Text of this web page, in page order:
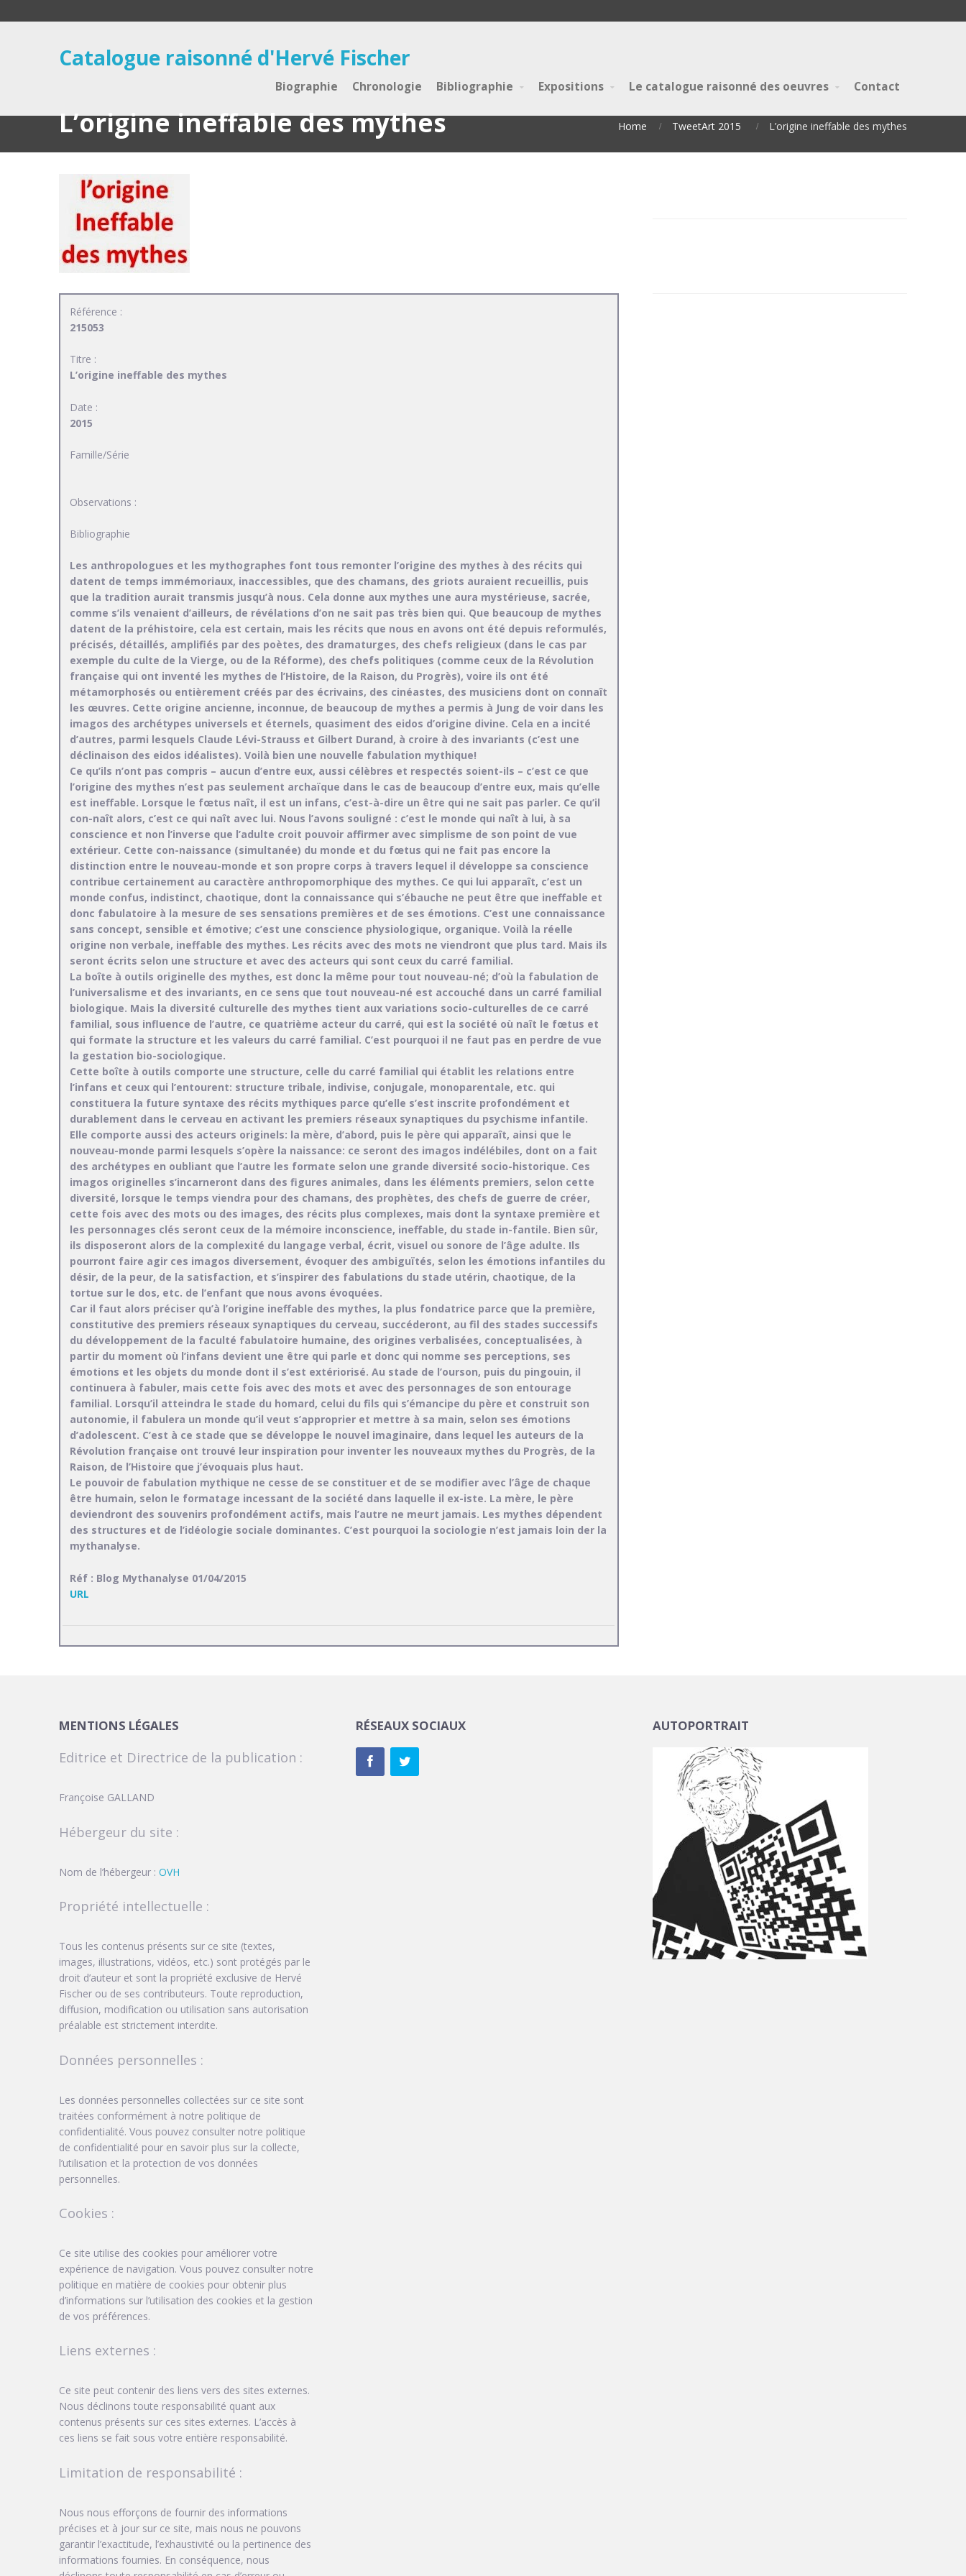
Catalogue raisonné d'Hervé Fischer
Biographie Chronologie Bibliographie Expositions Le catalogue raisonné des oeuvres Contact
L’origine ineffable des mythes Home TweetArt 2015 L’origine ineffable des mythes
Référence :
215053
Titre :
L’origine ineffable des mythes
Date :
2015
Famille/Série
Observations :
Bibliographie
Les anthropologues et les mythographes font tous remonter l’origine des mythes à des récits qui
datent de temps immémoriaux, inaccessibles, que des chamans, des griots auraient recueillis, puis
que la tradition aurait transmis jusqu’à nous. Cela donne aux mythes une aura mystérieuse, sacrée,
comme s’ils venaient d’ailleurs, de révélations d’on ne sait pas très bien qui. Que beaucoup de mythes
datent de la préhistoire, cela est certain, mais les récits que nous en avons ont été depuis reformulés,
précisés, détaillés, amplifiés par des poètes, des dramaturges, des chefs religieux (dans le cas par
exemple du culte de la Vierge, ou de la Réforme), des chefs politiques (comme ceux de la Révolution
française qui ont inventé les mythes de l’Histoire, de la Raison, du Progrès), voire ils ont été
métamorphosés ou entièrement créés par des écrivains, des cinéastes, des musiciens dont on connaît
les œuvres. Cette origine ancienne, inconnue, de beaucoup de mythes a permis à Jung de voir dans les
imagos des archétypes universels et éternels, quasiment des eidos d’origine divine. Cela en a incité
d’autres, parmi lesquels Claude Lévi-Strauss et Gilbert Durand, à croire à des invariants (c’est une
déclinaison des eidos idéalistes). Voilà bien une nouvelle fabulation mythique!
Ce qu’ils n’ont pas compris – aucun d’entre eux, aussi célèbres et respectés soient-ils – c’est ce que
l’origine des mythes n’est pas seulement archaïque dans le cas de beaucoup d’entre eux, mais qu’elle
est ineffable. Lorsque le fœtus naît, il est un infans, c’est-à-dire un être qui ne sait pas parler. Ce qu’il
con-naît alors, c’est ce qui naît avec lui. Nous l’avons souligné : c’est le monde qui naît à lui, à sa
conscience et non l’inverse que l’adulte croit pouvoir affirmer avec simplisme de son point de vue
extérieur. Cette con-naissance (simultanée) du monde et du fœtus qui ne fait pas encore la
distinction entre le nouveau-monde et son propre corps à travers lequel il développe sa conscience
contribue certainement au caractère anthropomorphique des mythes. Ce qui lui apparaît, c’est un
monde confus, indistinct, chaotique, dont la connaissance qui s’ébauche ne peut être que ineffable et
donc fabulatoire à la mesure de ses sensations premières et de ses émotions. C’est une connaissance
sans concept, sensible et émotive; c’est une conscience physiologique, organique. Voilà la réelle
origine non verbale, ineffable des mythes. Les récits avec des mots ne viendront que plus tard. Mais ils
seront écrits selon une structure et avec des acteurs qui sont ceux du carré familial.
La boîte à outils originelle des mythes, est donc la même pour tout nouveau-né; d’où la fabulation de
l’universalisme et des invariants, en ce sens que tout nouveau-né est accouché dans un carré familial
biologique. Mais la diversité culturelle des mythes tient aux variations socio-culturelles de ce carré
familial, sous influence de l’autre, ce quatrième acteur du carré, qui est la société où naît le fœtus et
qui formate la structure et les valeurs du carré familial. C’est pourquoi il ne faut pas en perdre de vue
la gestation bio-sociologique.
Cette boîte à outils comporte une structure, celle du carré familial qui établit les relations entre
l’infans et ceux qui l’entourent: structure tribale, indivise, conjugale, monoparentale, etc. qui
constituera la future syntaxe des récits mythiques parce qu’elle s’est inscrite profondément et
durablement dans le cerveau en activant les premiers réseaux synaptiques du psychisme infantile.
Elle comporte aussi des acteurs originels: la mère, d’abord, puis le père qui apparaît, ainsi que le
nouveau-monde parmi lesquels s’opère la naissance: ce seront des imagos indélébiles, dont on a fait
des archétypes en oubliant que l’autre les formate selon une grande diversité socio-historique. Ces
imagos originelles s’incarneront dans des figures animales, dans les éléments premiers, selon cette
diversité, lorsque le temps viendra pour des chamans, des prophètes, des chefs de guerre de créer,
cette fois avec des mots ou des images, des récits plus complexes, mais dont la syntaxe première et
les personnages clés seront ceux de la mémoire inconscience, ineffable, du stade in-fantile. Bien sûr,
ils disposeront alors de la complexité du langage verbal, écrit, visuel ou sonore de l’âge adulte. Ils
pourront faire agir ces imagos diversement, évoquer des ambiguïtés, selon les émotions infantiles du
désir, de la peur, de la satisfaction, et s’inspirer des fabulations du stade utérin, chaotique, de la
tortue sur le dos, etc. de l’enfant que nous avons évoquées.
Car il faut alors préciser qu’à l’origine ineffable des mythes, la plus fondatrice parce que la première,
constitutive des premiers réseaux synaptiques du cerveau, succéderont, au fil des stades successifs
du développement de la faculté fabulatoire humaine, des origines verbalisées, conceptualisées, à
partir du moment où l’infans devient une être qui parle et donc qui nomme ses perceptions, ses
émotions et les objets du monde dont il s’est extériorisé. Au stade de l’ourson, puis du pingouin, il
continuera à fabuler, mais cette fois avec des mots et avec des personnages de son entourage
familial. Lorsqu’il atteindra le stade du homard, celui du fils qui s’émancipe du père et construit son
autonomie, il fabulera un monde qu’il veut s’approprier et mettre à sa main, selon ses émotions
d’adolescent. C’est à ce stade que se développe le nouvel imaginaire, dans lequel les auteurs de la
Révolution française ont trouvé leur inspiration pour inventer les nouveaux mythes du Progrès, de la
Raison, de l’Histoire que j’évoquais plus haut.
Le pouvoir de fabulation mythique ne cesse de se constituer et de se modifier avec l’âge de chaque
être humain, selon le formatage incessant de la société dans laquelle il ex-iste. La mère, le père
deviendront des souvenirs profondément actifs, mais l’autre ne meurt jamais. Les mythes dépendent
des structures et de l’idéologie sociale dominantes. C’est pourquoi la sociologie n’est jamais loin der la
mythanalyse.
Réf : Blog Mythanalyse 01/04/2015
URL
MENTIONS LÉGALES
Editrice et Directrice de la publication :
Françoise GALLAND
Hébergeur du site :
Nom de l’hébergeur : OVH
Propriété intellectuelle :
Tous les contenus présents sur ce site (textes,
images, illustrations, vidéos, etc.) sont protégés par le
droit d’auteur et sont la propriété exclusive de Hervé
Fischer ou de ses contributeurs. Toute reproduction,
diffusion, modification ou utilisation sans autorisation
préalable est strictement interdite.
Données personnelles :
Les données personnelles collectées sur ce site sont
traitées conformément à notre politique de
confidentialité. Vous pouvez consulter notre politique
de confidentialité pour en savoir plus sur la collecte,
l’utilisation et la protection de vos données
personnelles.
Cookies :
Ce site utilise des cookies pour améliorer votre
expérience de navigation. Vous pouvez consulter notre
politique en matière de cookies pour obtenir plus
d’informations sur l’utilisation des cookies et la gestion
de vos préférences.
Liens externes :
Ce site peut contenir des liens vers des sites externes.
Nous déclinons toute responsabilité quant aux
contenus présents sur ces sites externes. L’accès à
ces liens se fait sous votre entière responsabilité.
Limitation de responsabilité :
Nous nous efforçons de fournir des informations
précises et à jour sur ce site, mais nous ne pouvons
garantir l’exactitude, l’exhaustivité ou la pertinence des
informations fournies. En conséquence, nous
RÉSEAUX SOCIAUX AUTOPORTRAIT